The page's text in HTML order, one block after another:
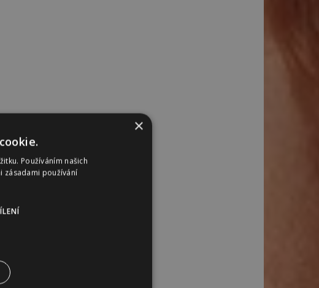
×
Používáním našich
zásadami používání